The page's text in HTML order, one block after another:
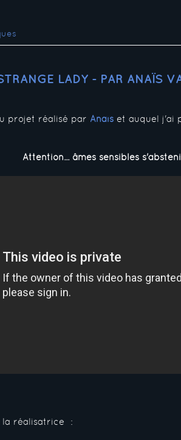
LADY - PAR ANAÏS
projet réalisé par Anaïs et auquel j'ai
Attention... âmes sensibles
la réalisatrice :